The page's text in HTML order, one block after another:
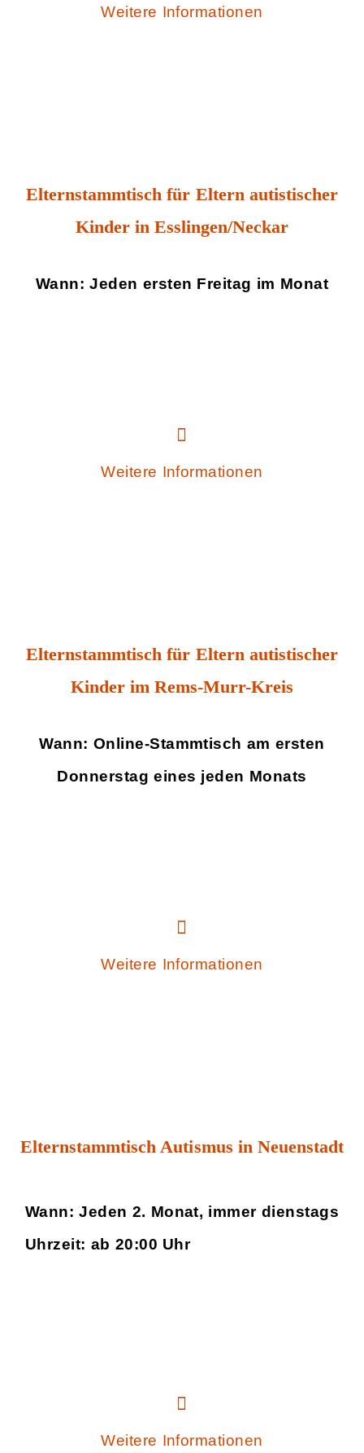
Weitere Informationen
Elternstammtisch für Eltern autistischer
Kinder in Esslingen/Neckar
Wann: Jeden ersten Freitag im Monat
Weitere Informationen
Elternstammtisch für Eltern autistischer
Kinder im Rems-Murr-Kreis
Wann: Online-Stammtisch am ersten
Donnerstag eines jeden Monats
Weitere Informationen
Elternstammtisch Autismus in Neuenstadt
Wann: Jeden 2. Monat, immer dienstags
Uhrzeit: ab 20:00 Uhr
Weitere Informationen